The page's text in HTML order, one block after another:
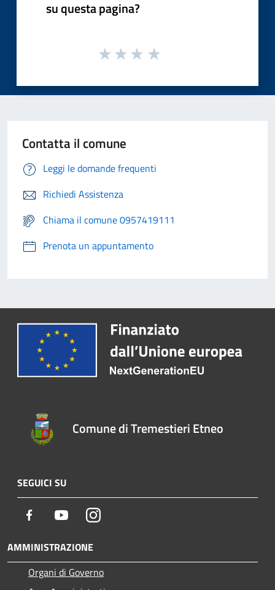
su questa pagina?
Contatta il comune
Leggi le domande frequenti
Richiedi Assistenza
Chiama il comune 0957419111
Prenota un appuntamento
Comune di Tremestieri Etneo
SEGUICI SU
Facebook YoutubeInstagram
AMMINISTRAZIONE
Organi di Governo